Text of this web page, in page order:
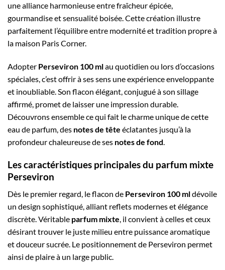
une alliance harmonieuse entre fraîcheur épicée,
gourmandise et sensualité boisée. Cette création illustre
parfaitement l’équilibre entre modernité et tradition propre à
la maison Paris Corner.
Adopter Perseviron 100 mlau quotidien ou lors d’occasions
spéciales, c’est offrir à ses sens une expérience enveloppante
et inoubliable. Son flacon élégant, conjugué à son sillage
affirmé, promet de laisser une impression durable.
Découvrons ensemble ce qui fait le charme unique de cette
eau de parfum, des notes de tête éclatantes jusqu’à la
profondeur chaleureuse de ses notes de fond.
Les caractéristiques principales du parfum mixte
Perseviron
Dès le premier regard, le flacon de Perseviron 100 mldévoile
un design sophistiqué, alliant reflets modernes et élégance
discrète. Véritable parfum mixte, il convient à celles et ceux
désirant trouver le juste milieu entre puissance aromatique
et douceur sucrée. Le positionnement de Perseviron permet
ainsi de plaire à un large public.